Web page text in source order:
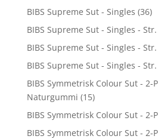
BIBS Supreme Sut - Singles (36)
BIBS Supreme Sut - Singles -
BIBS Supreme Sut - Singles -
BIBS Supreme Sut - Singles -
BIBS Symmetrisk Colour Sut - 2-
Naturgummi (15)
BIBS Symmetrisk Colour Sut - 2-
BIBS Symmetrisk Colour Sut - 2-